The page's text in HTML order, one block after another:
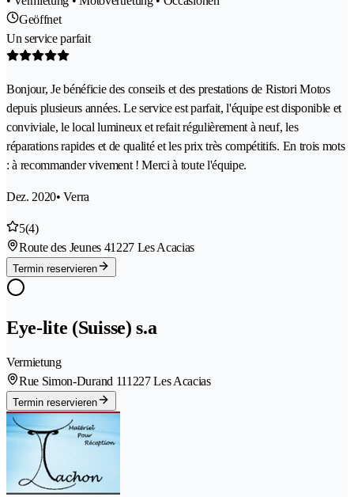
Geöffnet
Un service parfait
Bonjour, Je bénéficie des conseils et des prestations de Ristori Motos
depuis plusieurs années. Le service est parfait, l'équipe est disponible et
conviviale, le local lumineux et refait régulièrement à neuf, les
réparations rapides et de qualité et les prix très compétitifs. En trois mots
: à recommander vivement ! Merci à toute l'équipe.
Dez. 2020• Verra
5(4)
Route des Jeunes 41227 Les Acacias
Termin reservieren
Eye-lite (Suisse) s.a
Vermietung
Rue Simon-Durand 111227 Les Acacias
Termin reservieren